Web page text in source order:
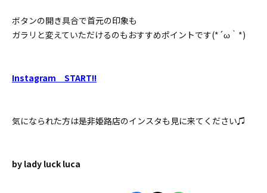
ボタンの開き具合で首元の印象も
ガラリと変えていただけるのもおすすめポイントです(*´ω｀*)
Instagram START!!
気になられた方は是非姫路店のインスタも見に来てください♫
by lady luck luca